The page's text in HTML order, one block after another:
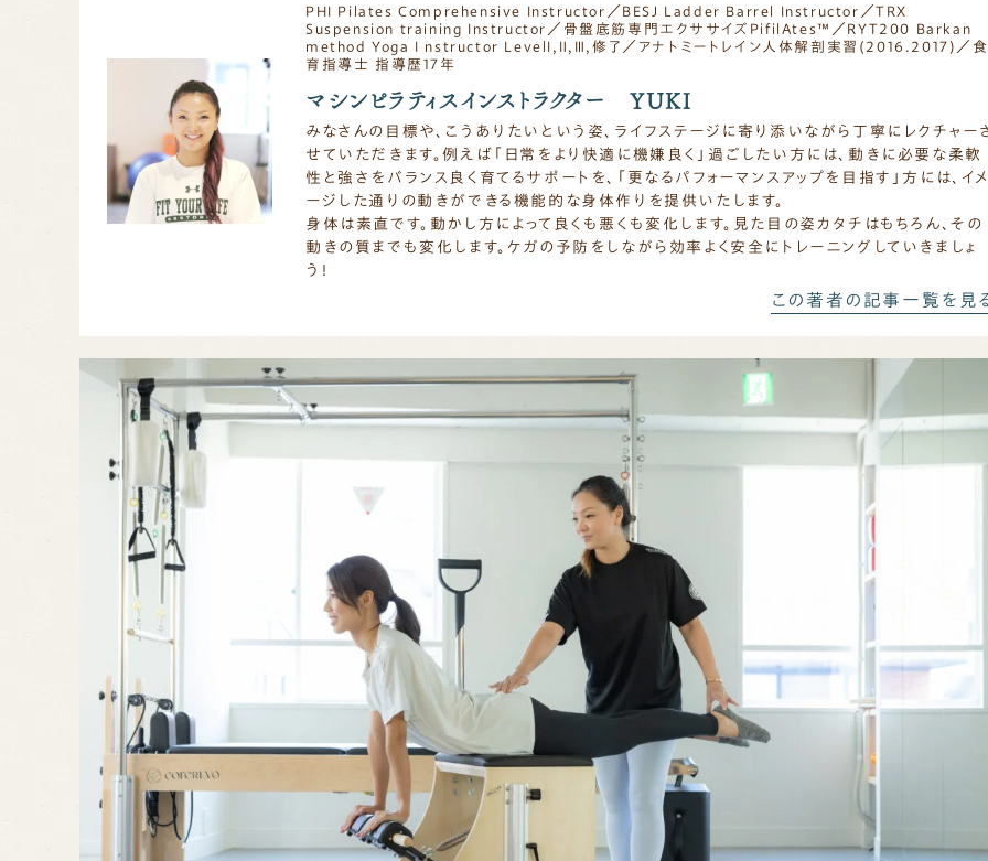
PHI Pilates Comprehensive Instructor／BESJ Ladder Barrel Instructor／TRX
Suspension training Instructor／骨盤底筋専門エクササイズPifilAtes™️／RYT200 Barkan
method Yoga I nstructor LevelI,Ⅱ,Ⅲ,修了／アナトミートレイン人体解剖実習(2016.2017)／食
育指導士 指導歴17年
マシンピラティスインストラクター YUKI
みなさんの目標や、こうありたいという姿、ライフステージに寄り添いながら丁寧にレクチャー
せていただきます。例えば「日常をより快適に機嫌良く」過ごしたい方には、動きに必要な柔軟
性と強さをバランス良く育てるサポートを、「更なるパフォーマンスアップを目指す」方には、イ
ージした通りの動きができる機能的な身体作りを提供いたします。
身体は素直です。動かし方によって良くも悪くも変化します。見た目の姿カタチはもちろん、その
動きの質までも変化します。ケガの予防をしながら効率よく安全にトレーニングしていきましょ
う！
この著者の記事一覧を見